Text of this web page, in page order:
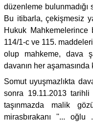
düzenleme
Bu itibarla, çekişmesiz
Hukuk Mahkemelerince
114/1-c ve 115.
olup mahkeme, dava
davanın her aşamasında
Somut uyuşmazlıkta
sonra 19.11.2013
taşınmazda malik
mirasbırakanı ''... oğlu